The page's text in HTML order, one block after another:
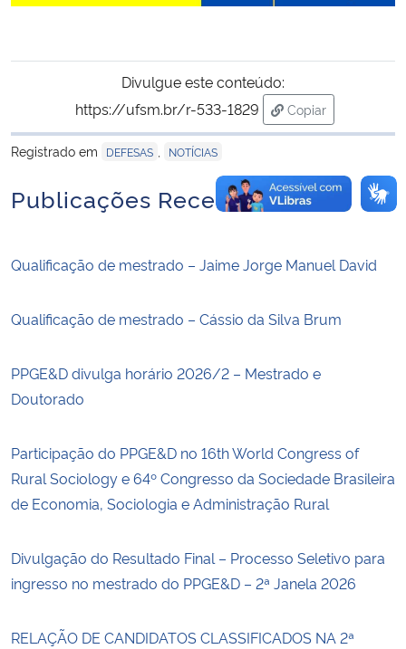
Divulgue este conteúdo:
https://ufsm.br/r-533-1829
Copiar
para área de
Registrado em
DEFESAS NOTÍCIAS
Publicações Recentes
Qualificação de mestrado – Jaime Jorge Manuel David
Qualificação de mestrado – Cássio da Silva Brum
PPGE&D divulga horário 2026/2 – Mestrado e
Doutorado
Participação do PPGE&D no 16th World Congress of
Rural Sociology e 64º Congresso da Sociedade Brasileira
de Economia, Sociologia e Administração Rural
Divulgação do Resultado Final – Processo Seletivo para
ingresso no mestrado do PPGE&D – 2ª Janela 2026
RELAÇÃO DE CANDIDATOS CLASSIFICADOS NA 2ª